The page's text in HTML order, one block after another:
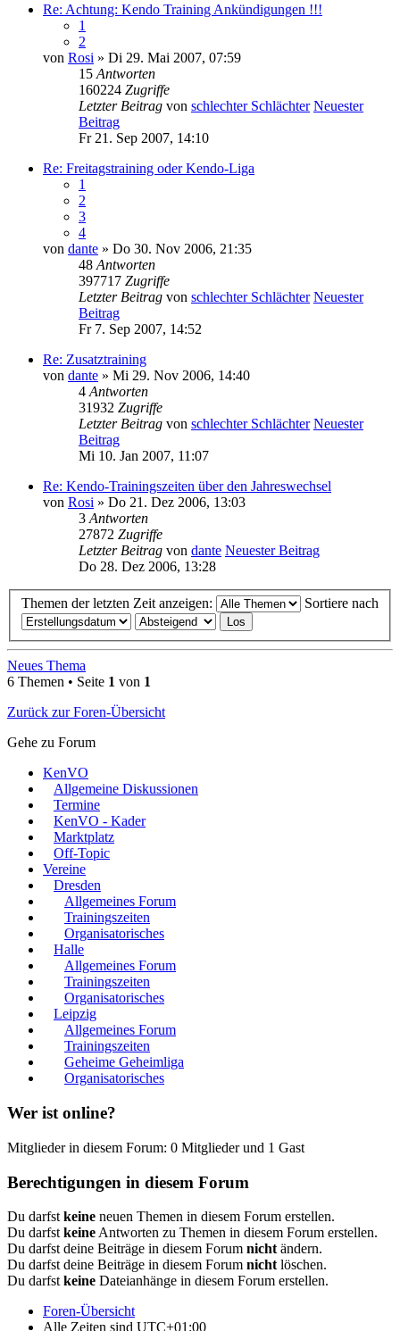
Re: Achtung: Kendo Training Ankündigungen !!!
1
2
von Rosi » Di 29. Mai 2007, 07:59
15 Antworten
160224 Zugriffe
Letzter Beitrag von schlechter Schlächter Neuester
Beitrag
Fr 21. Sep 2007, 14:10
Re: Freitagstraining oder Kendo-Liga
1
2
3
4
von dante » Do 30. Nov 2006, 21:35
48 Antworten
397717 Zugriffe
Letzter Beitrag von schlechter Schlächter Neuester
Beitrag
Fr 7. Sep 2007, 14:52
Re: Zusatztraining
von dante » Mi 29. Nov 2006, 14:40
4 Antworten
31932 Zugriffe
Letzter Beitrag von schlechter Schlächter Neuester
Beitrag
Mi 10. Jan 2007, 11:07
Re: Kendo-Trainingszeiten über den Jahreswechsel
von Rosi » Do 21. Dez 2006, 13:03
3 Antworten
27872 Zugriffe
Letzter Beitrag von dante Neuester Beitrag
Do 28. Dez 2006, 13:28
Themen der letzten Zeit anzeigen: Sortiere nach
Neues Thema
6 Themen • Seite 1 von 1
Zurück zur Foren-Übersicht
Gehe zu Forum
KenVO
Allgemeine Diskussionen
Termine
KenVO - Kader
Marktplatz
Off-Topic
Vereine
Dresden
Allgemeines Forum
Trainingszeiten
Organisatorisches
Halle
Allgemeines Forum
Trainingszeiten
Organisatorisches
Leipzig
Allgemeines Forum
Trainingszeiten
Geheime Geheimliga
Organisatorisches
Wer ist online?
Mitglieder in diesem Forum: 0 Mitglieder und 1 Gast
Berechtigungen in diesem Forum
Du darfst keine neuen Themen in diesem Forum erstellen.
Du darfst keine Antworten zu Themen in diesem Forum erstellen.
Du darfst deine Beiträge in diesem Forum nicht ändern.
Du darfst deine Beiträge in diesem Forum nicht löschen.
Du darfst keine Dateianhänge in diesem Forum erstellen.
Foren-Übersicht
Alle Zeiten sind UTC+01:00